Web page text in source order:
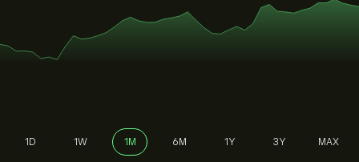
1D 1W 1M 6M 1Y 3Y MAX